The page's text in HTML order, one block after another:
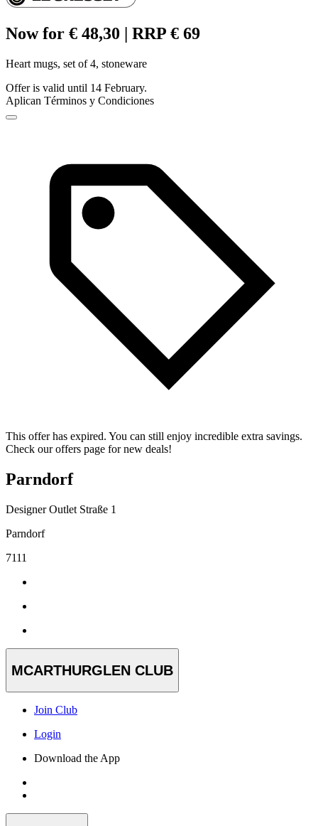
Now for € 48,30 | RRP € 69
Heart mugs, set of 4, stoneware
Offer is valid until 14 February.
Aplican Términos y Condiciones
This offer has expired. You can still enjoy incredible extra savings.
Check our offers page for new deals!
Parndorf
Designer Outlet Straße 1
Parndorf
7111
MCARTHURGLEN CLUB
Join Club
Login
Download the App